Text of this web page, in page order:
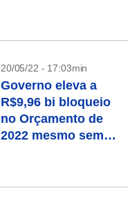
20/05/22 - 17:03min
Governo eleva a
R$9,96 bi bloqueio
no Orçamento de
2022 mesmo sem